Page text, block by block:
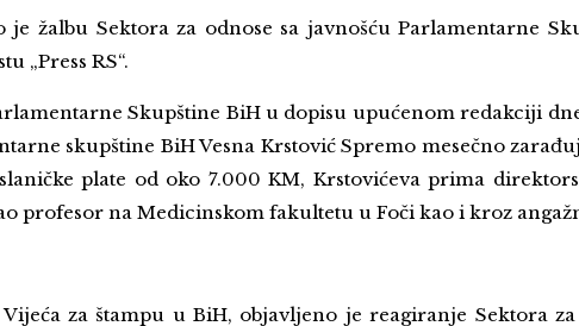
žalbu Sektora za odnose sa javnošću Parlamentarne
„Press RS“.
Skupštine BiH u dopisu upućenom redakciji
skupštine BiH Vesna Krstović Spremo mesečno
plate od oko 7.000 KM, Krstovićeva prima
profesor na Medicinskom fakultetu u Foči kao i kroz
za štampu u BiH, objavljeno je reagiranje Sektora